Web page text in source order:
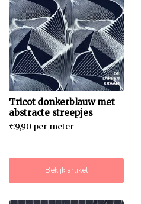
Tricot donkerblauw met
abstracte streepjes
€9,90 per meter
Bekijk artikel